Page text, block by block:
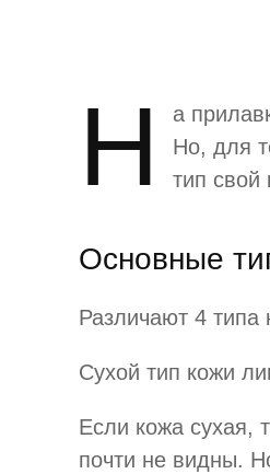
Н
а
Но, для
тип свой
Основные
Различают 4 типа
Сухой тип кожи
Если кожа сухая,
почти не видны.